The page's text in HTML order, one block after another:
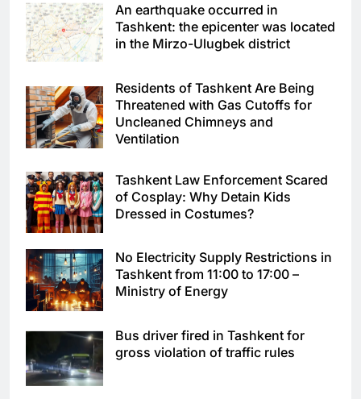
An earthquake occurred in
Tashkent: the epicenter was located
in the Mirzo-Ulugbek district
Residents of Tashkent Are Being
Threatened with Gas Cutoffs for
Uncleaned Chimneys and
Ventilation
Tashkent Law Enforcement Scared
of Cosplay: Why Detain Kids
Dressed in Costumes?
No Electricity Supply Restrictions in
Tashkent from 11:00 to 17:00 –
Ministry of Energy
Bus driver fired in Tashkent for
gross violation of traffic rules